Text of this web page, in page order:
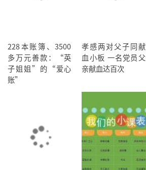
228本账簿、3500
多万元善款：“英
子姐姐”的“爱心
账”
孝感两对父子同献
血小板 一名党员父
亲献血达百次